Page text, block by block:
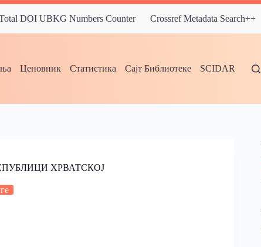
DOI UBKG Numbers Counter Crossref Metadata Search++
Ценовник Статистика Сајт Библиотеке SCIDAR
ХРВАТСКОЈ